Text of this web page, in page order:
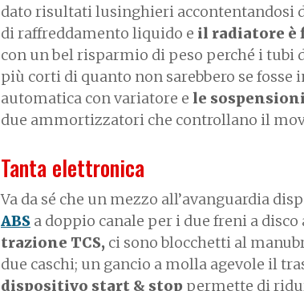
dato risultati lusinghieri accontentandosi
di raffreddamento liquido e il radiatore è
con un bel risparmio di peso perché i
più corti di quanto non sarebbero se
automatica con variatore e le
due ammortizzatori che controllano il
Tanta elettronica
Va da sé che un mezzo all’avanguardia
ABS a doppio canale per i due freni a
trazione TCS, ci sono blocchetti al
due caschi; un gancio a molla agevole il
dispositivo start & stop permette di